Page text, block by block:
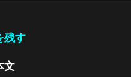
残す
文